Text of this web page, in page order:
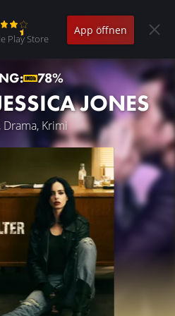
Play Store
App öffnen
78%
JONES
Drama, Krimi